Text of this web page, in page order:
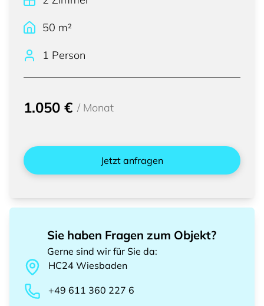
50 m²
1 Person
1.050 € / Monat
Jetzt anfragen
Sie haben Fragen zum Objekt?
Gerne sind wir für Sie da:
HC24 Wiesbaden
+49 611 360 227 6